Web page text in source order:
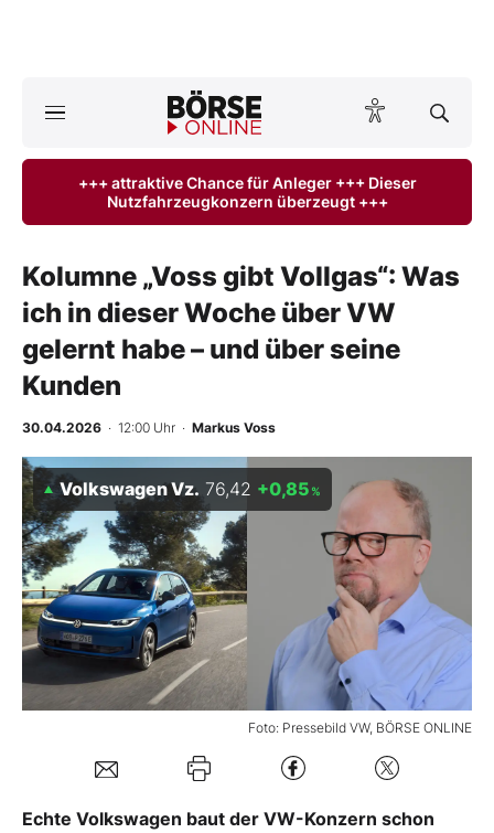
ktuelle Ausgabe BÖRSE ONLINE lesen
Finanz-Check
Abo & Shop
BO-Musterdepots
Experten
Mein B:O
Mein Konto
Folgen Sie uns
Kontakt
+++ attraktive Chance für Anleger +++ Dieser
Nutzfahrzeugkonzern überzeugt +++
Kolumne „Voss gibt Vollgas“: Was
ich in dieser Woche über VW
gelernt habe – und über seine
Kunden
30.04.2026 · 12:00 Uhr · Markus Voss
Foto: Pressebild VW, BÖRSE ONLINE
Volkswagen Vz. 76,42 +0,85 %
Echte Volkswagen baut der VW-Konzern schon